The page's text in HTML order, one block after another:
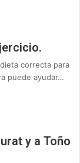
correcta para
puede ayudar…
y a Toño